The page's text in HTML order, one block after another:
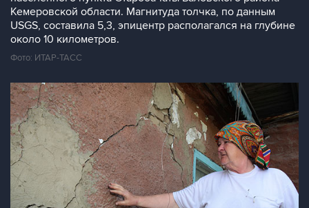
Кемеровской области. Магнитуда толчка, по данным
USGS, составила 5,3, эпицентр располагался на глубине
около 10 километров.
Фото: ИТАР-ТАСС